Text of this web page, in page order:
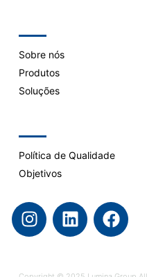
Sobre nós
Produtos
Soluções
Política de Qualidade
Objetivos